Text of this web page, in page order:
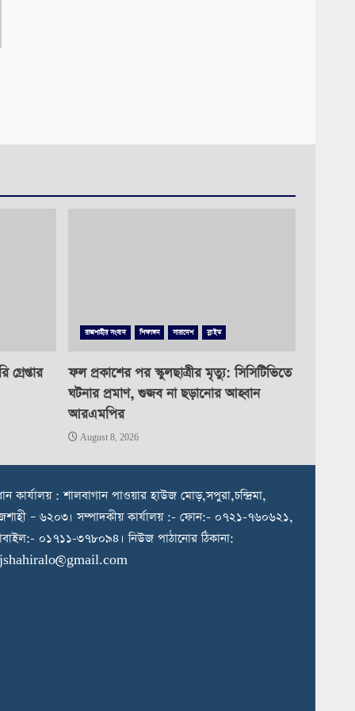
রাজশাহীর সংবাদ শিক্ষাঙ্গন সারাদেশ স্লাইড
ফল প্রকাশের পর স্কুলছাত্রীর মৃত্যু: সিসিটিভিতে
ঘটনার প্রমাণ, গুজব না ছড়ানোর আহ্বান
আরএমপির
August 8, 2026
কার্যালয় : শালবাগান পাওয়ার হাউজ মোড়,সপুরা,চন্দ্রিমা,
– ৬২০৩। সম্পাদকীয় কার্যালয় :- ফোন:- ০৭২১-৭৬০৬২১,
০১৭১১-৩৭৮০৯৪। নিউজ পাঠানোর ঠিকানা: